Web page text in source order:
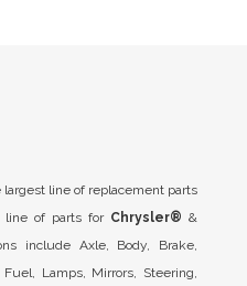
largest line of replacement parts
line of parts for Chrysler® &
include Axle, Body, Brake,
Lamps, Mirrors, Steering,